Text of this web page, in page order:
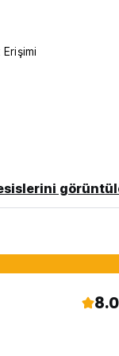
atmosferde hikayeleri
pazarlar ve
yeni bir seyahat
yükseltin.
ilk gecesinin
8.0